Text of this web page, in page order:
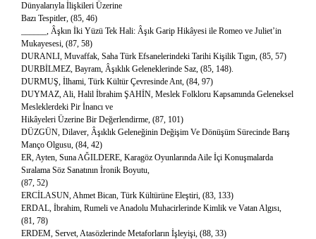
Dünyalarıyla İlişkileri Üzerine
Bazı Tespitler, (85, 46)
______, Âşkın İki Yüzü Tek Hali: Âşık Garip Hikâyesi ile Romeo ve Juliet’in
Mukayesesi, (87, 58)
DURANLI, Muvaffak, Saha Türk Efsanelerindeki Tarihi Kişilik Tıgın, (85, 57)
DURBİLMEZ, Bayram, Âşıklık Geleneklerinde Saz, (85, 148).
DURMUŞ, İlhami, Türk Kültür Çevresinde Ant, (84, 97)
DUYMAZ, Ali, Halil İbrahim ŞAHİN, Meslek Folkloru Kapsamında Geleneksel
Mesleklerdeki Pir İnancı ve
Hikâyeleri Üzerine Bir Değerlendirme, (87, 101)
DÜZGÜN, Dilaver, Âşıklık Geleneğinin Değişim Ve Dönüşüm Sürecinde Barış
Manço Olgusu, (84, 42)
ER, Ayten, Suna AĞILDERE, Karagöz Oyunlarında Aile İçi Konuşmalarda
Sıralama Söz Sanatının İronik Boyutu,
(87, 52)
ERCİLASUN, Ahmet Bican, Türk Kültürüne Eleştiri, (83, 133)
ERDAL, İbrahim, Rumeli ve Anadolu Muhacirlerinde Kimlik ve Vatan Algısı,
(81, 78)
ERDEM, Servet, Atasözlerinde Metaforların İşleyişi, (88, 33)